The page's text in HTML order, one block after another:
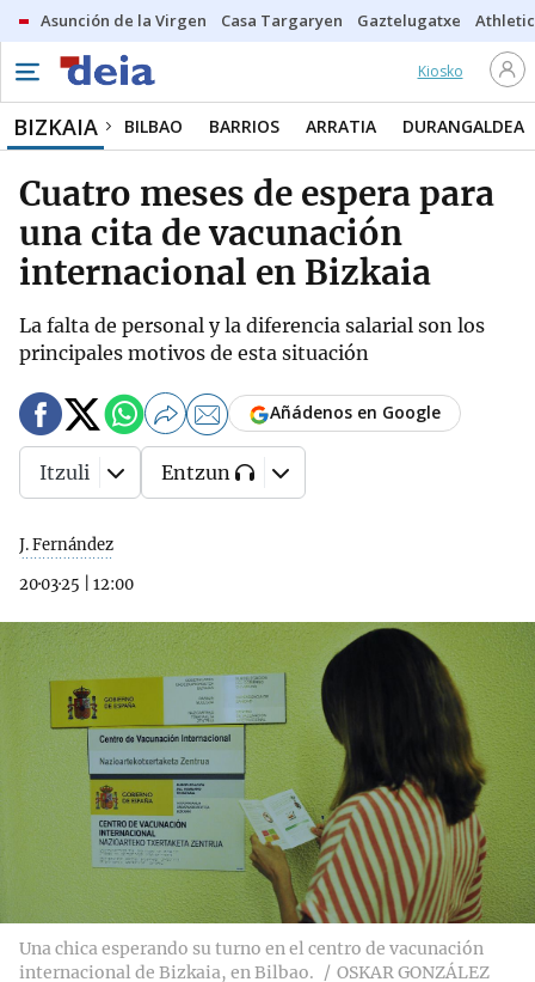
Asunción de la Virgen Casa Targaryen Gaztelugatxe Athletic
Kiosko
BIZKAIA BILBAO BARRIOS ARRATIA DURANGALDEA
Cuatro meses de espera para
una cita de vacunación
internacional en Bizkaia
La falta de personal y la diferencia salarial son los
principales motivos de esta situación
J. Fernández
20·03·25
12:00
Añádenos en Google
Itzuli Entzun
Una chica esperando su turno en el centro de vacunación
internacional de Bizkaia, en Bilbao.
OSKAR GONZÁLEZ